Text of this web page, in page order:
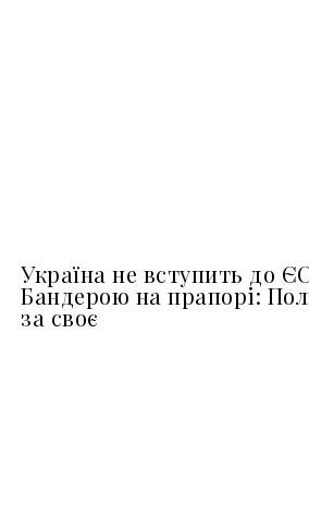
Україна не вступить до
Бандерою на прапорі:
за своє